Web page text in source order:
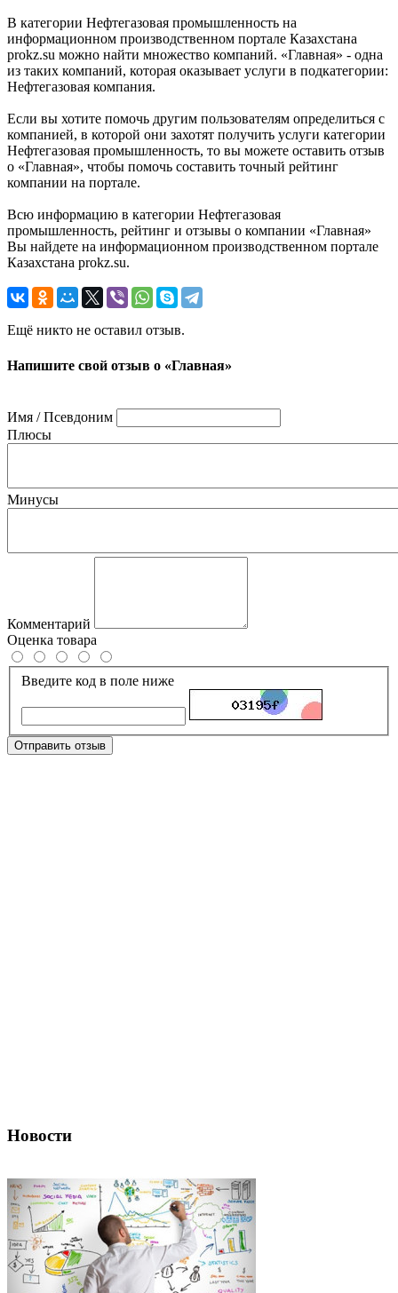
В категории Нефтегазовая промышленность на
информационном производственном портале Казахстана
prokz.su можно найти множество компаний. «Главная» - одна
из таких компаний, которая оказывает услуги в подкатегории:
Нефтегазовая компания.
Если вы хотите помочь другим пользователям определиться с
компанией, в которой они захотят получить услуги категории
Нефтегазовая промышленность, то вы можете оставить отзыв
о «Главная», чтобы помочь составить точный рейтинг
компании на портале.
Всю информацию в категории Нефтегазовая
промышленность, рейтинг и отзывы о компании «Главная»
Вы найдете на информационном производственном портале
Казахстана prokz.su.
Ещё никто не оставил отзыв.
Напишите свой отзыв о «Главная»
Имя / Псевдоним
Плюсы
Минусы
Комментарий
Оценка товара
Введите код в поле ниже
Отправить отзыв
Новости